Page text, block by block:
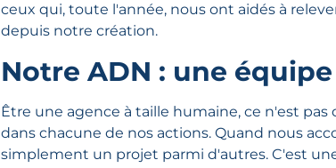
ceux qui, toute l'année, nous ont aidés à
depuis notre création.
Notre ADN : une
Être une agence à taille humaine, ce n'est
dans chacune de nos actions. Quand nous
simplement un projet parmi d'autres. C'est